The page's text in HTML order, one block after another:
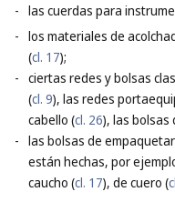
- las cuerdas para
- los materiales de
(cl. 17);
- ciertas redes y bolsas
(cl. 9), las redes
cabello (cl. 26), las bolsas
- las bolsas de
están hechas, por
caucho (cl. 17), de cuero (